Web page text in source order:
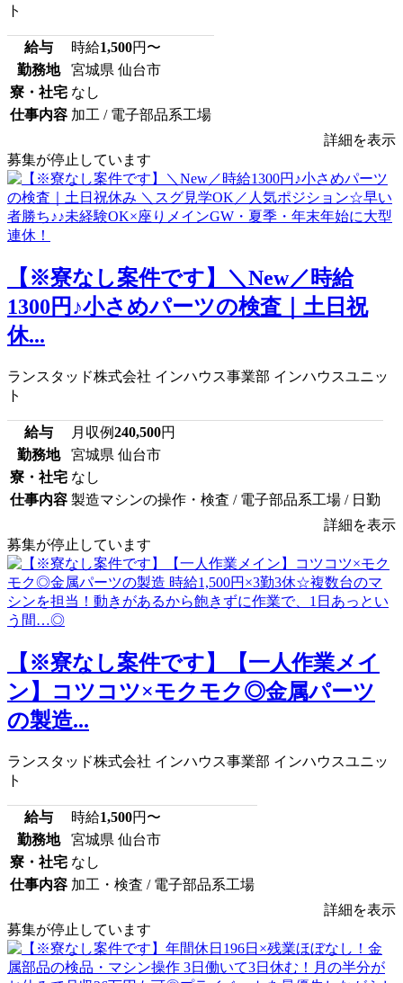
ト
給与 時給1,500円〜
勤務地
宮城県 仙台市
寮・社宅 なし
仕事内容 加工 / 電子部品系工場
詳細を表示
募集が停止しています
【※寮なし案件です】＼New／時給
1300円♪小さめパーツの検査｜土日祝
休...
ランスタッド株式会社 インハウス事業部 インハウスユニッ
ト
給与 月収例240,500円
勤務地
宮城県 仙台市
寮・社宅 なし
仕事内容 製造マシンの操作・検査 / 電子部品系工場 / 日勤
詳細を表示
募集が停止しています
【※寮なし案件です】【一人作業メイ
ン】コツコツ×モクモク◎金属パーツ
の製造...
ランスタッド株式会社 インハウス事業部 インハウスユニッ
ト
給与 時給1,500円〜
勤務地
宮城県 仙台市
寮・社宅 なし
仕事内容 加工・検査 / 電子部品系工場
詳細を表示
募集が停止しています